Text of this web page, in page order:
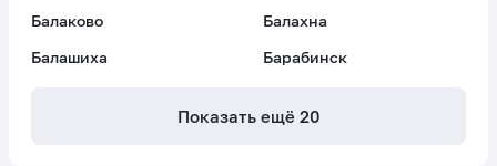
Балаково
Балахна
Балашиха
Барабинск
Показать ещё 20